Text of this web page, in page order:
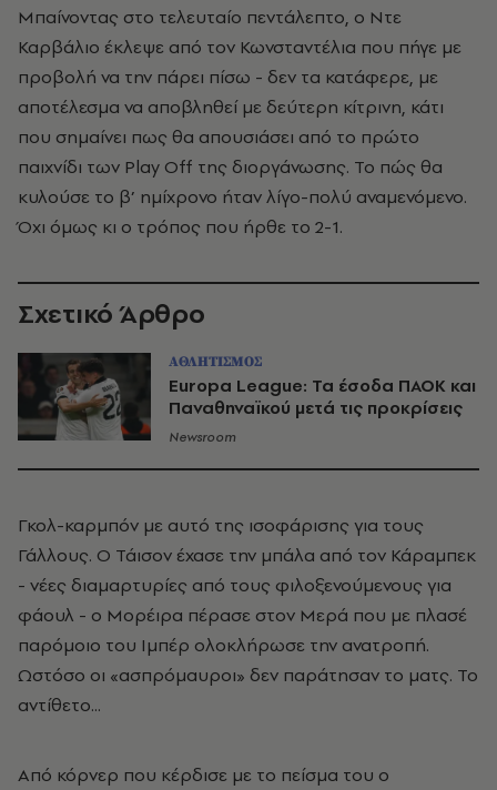
Μπαίνοντας στο τελευταίο πεντάλεπτο, ο Ντε
Καρβάλιο έκλεψε από τον Κωνσταντέλια που πήγε με
προβολή να την πάρει πίσω - δεν τα κατάφερε, με
αποτέλεσμα να αποβληθεί με δεύτερη κίτρινη, κάτι
που σημαίνει πως θα απουσιάσει από το πρώτο
παιχνίδι των Play Off της διοργάνωσης. Το πώς θα
κυλούσε το β’ ημίχρονο ήταν λίγο-πολύ αναμενόμενο.
Όχι όμως κι ο τρόπος που ήρθε το 2-1.
Σχετικό Άρθρο
ΑΘΛΗΤΙΣΜΟΣ
Europa League: Τα έσοδα ΠΑΟΚ και
Παναθηναϊκού μετά τις προκρίσεις
Newsroom
Γκολ-καρμπόν με αυτό της ισοφάρισης για τους
Γάλλους. Ο Τάισον έχασε την μπάλα από τον Κάραμπεκ
- νέες διαμαρτυρίες από τους φιλοξενούμενους για
φάουλ - ο Μορέιρα πέρασε στον Μερά που με πλασέ
παρόμοιο του Ιμπέρ ολοκλήρωσε την ανατροπή.
Ωστόσο οι «ασπρόμαυροι» δεν παράτησαν το ματς. Το
αντίθετο...
Από κόρνερ που κέρδισε με το πείσμα του ο